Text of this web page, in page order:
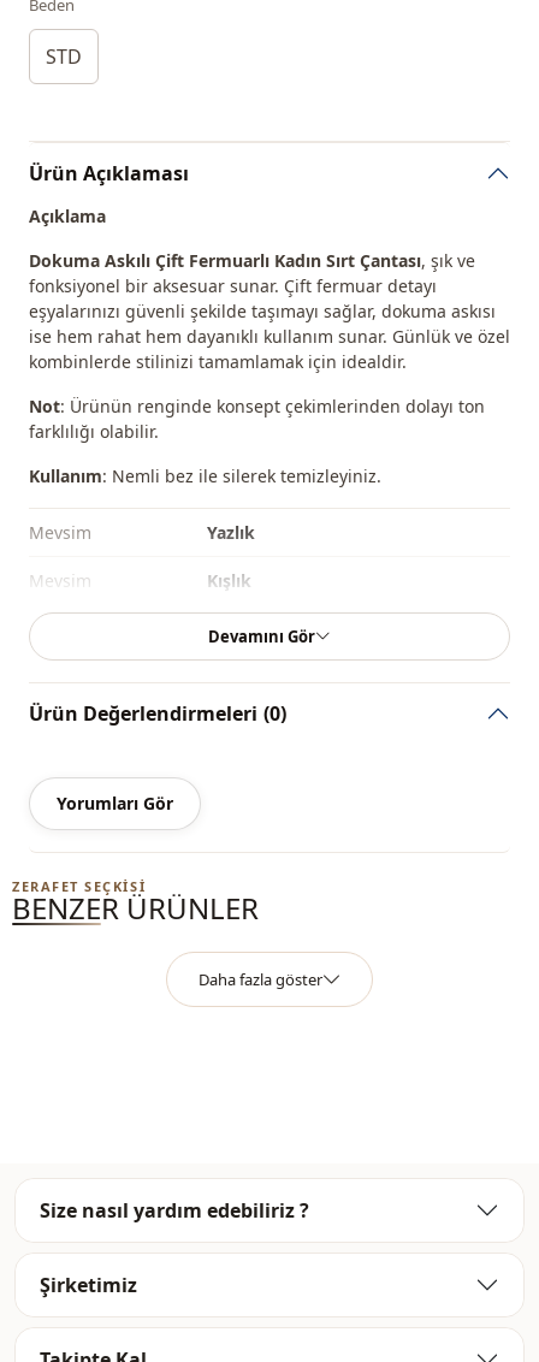
Beden
STD
Ürün Açıklaması
Açıklama
Dokuma Askılı Çift Fermuarlı Kadın Sırt Çantası, şık ve
fonksiyonel bir aksesuar sunar. Çift fermuar detayı
eşyalarınızı güvenli şekilde taşımayı sağlar, dokuma askısı
ise hem rahat hem dayanıklı kullanım sunar. Günlük ve özel
kombinlerde stilinizi tamamlamak için idealdir.
Not: Ürünün renginde konsept çekimlerinden dolayı ton
farklılığı olabilir.
Kullanım: Nemli bez ile silerek temizleyiniz.
Mevsi̇m Yazlık
Mevsi̇m Kışlık
Mevsi̇m Mevsimlik
Kumaş Suni deri
Kategori̇ Çanta
Sti̇l
Kapama şekli̇
Kullanim Günlük
Devamını Gör
Ürün Değerlendirmeleri (0)
Yorumları Gör
ZERAFET SEÇKISI
BENZER ÜRÜNLER
Daha fazla göster
Size nasıl yardım edebiliriz ?
Şirketimiz